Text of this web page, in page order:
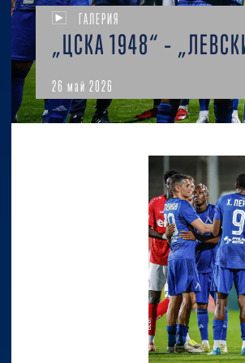
ГАЛЕРИЯ
„ЦСКА 1948“ –
26 май 2026